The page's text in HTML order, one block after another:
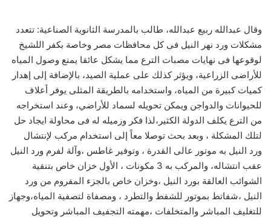
وقال عبدالله ربيع عبدالله، طالب بالمدرسة الثانوية الصناعية: تتعدد
مشكلات ورد نهر النيل فى كل محافظات مصر وخاصة بكفر اللشيخ
لوقوعها فى نهايات مصبات الترع مما يشكل عائقا يمنع وصول المياه
للأراضى الزراعية، ويؤثر كذلك على عملية الصيد، بالإضافة إلى إهدار
كميات كبيرة من المياه، واستخدامه بالطريقة المثلى يوفر أعلاف
للحيوانات والدواجن ويمكن تحويله لسماد للأراضي، وعند استخراجه
من الترع يكلف الدولة الكثير،لذا فكر وزميله له فى محاولة ايجاد حل
لتلك المشكلة ، وبعد بحث توصلا معاً إلى استخدام مركب لإنتشال
ورد النيل به موتور عالى القدرة ، وتوفير غاطس ،وآلة لفرم ورد النيل
عقب انتشاله، والمركب به 3 مكونات ، الأول خزان خاص بتنقية
الشوائب العالقة بورد النيل ،وخزان خاص بالجزء المفروم من ورد
النيل ،شفاتط بموتور للشفط والتطرد ، ومصفاة لتصفية المياه،وجهاز
للتغليف المباشر والمتخلفات ،مهمته التجفيف المباشر وتحويل